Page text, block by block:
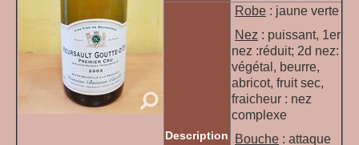
Description
Robe : jaune verte
Nez : puissant, 1er
nez :réduit; 2d nez:
végétal, beurre,
abricot, fruit sec,
fraicheur : nez
complexe
Bouche : attaque